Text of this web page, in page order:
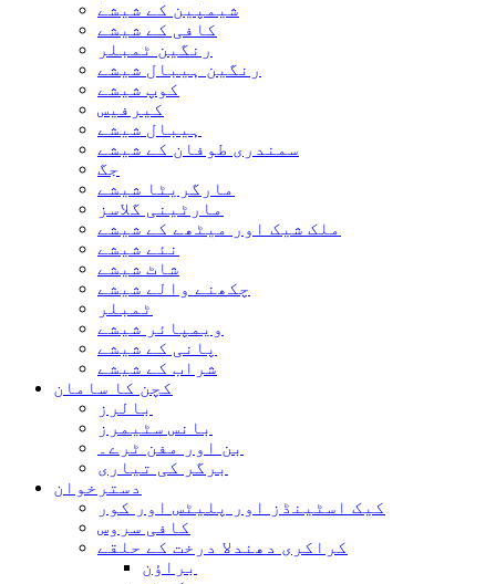
شیمپین کے شیشے
کافی کے شیشے
رنگین ٹمبلر
رنگین ہیبال شیشے
کوپ شیشے
کیرفیس
ہیبال شیشے
سمندری طوفان کے شیشے
جگ
مارگریٹا شیشے
مارٹینی گلاسز
ملک شیک اور میٹھے کے شیشے
نئے شیشے
شاٹ شیشے
چکھنے والے شیشے
ٹمبلر
ویمپائر شیشے
پانی کے شیشے
شراب کے شیشے
کچن کا سامان
بالرز
بانس سٹیمرز
بن اور مفن ٹرے۔
برگر کی تیاری
دسترخوان
کیک اسٹینڈز اور پلیٹس اور کور
کافی سروس
کراکری دھندلا درخت کے حلقے
براؤن